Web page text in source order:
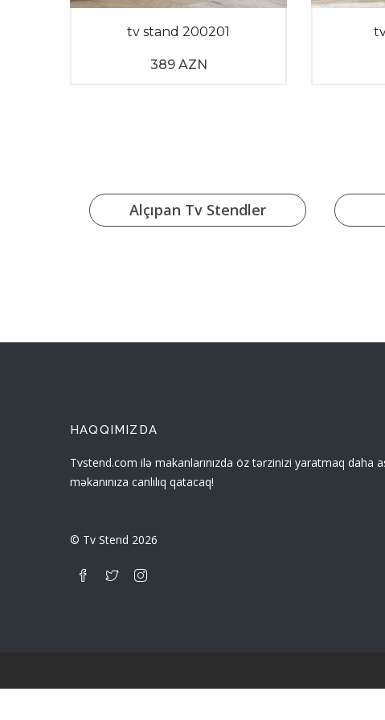
tv stand 200201
389 AZN
Alçıpan Tv Stendler
HAQQIMIZDA
Tvstend.com ilə makanlarınızda öz tərzinizi yaratmaq daha
məkanınıza canlılıq qatacaq!
© Tv Stend 2026